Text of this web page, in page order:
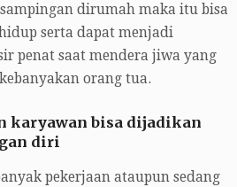
dirumah maka itu bisa
serta dapat menjadi
penat saat mendera jiwa yang
orang tua.
karyawan bisa dijadikan
diri
pekerjaan ataupun sedang